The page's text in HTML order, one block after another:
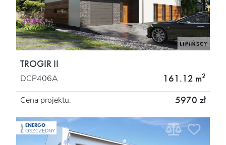
TROGIR II
DCP406A 161.12 m2
Cena projektu: 5970 zł
PROJEKT ENERGO
OSZCZĘDNY